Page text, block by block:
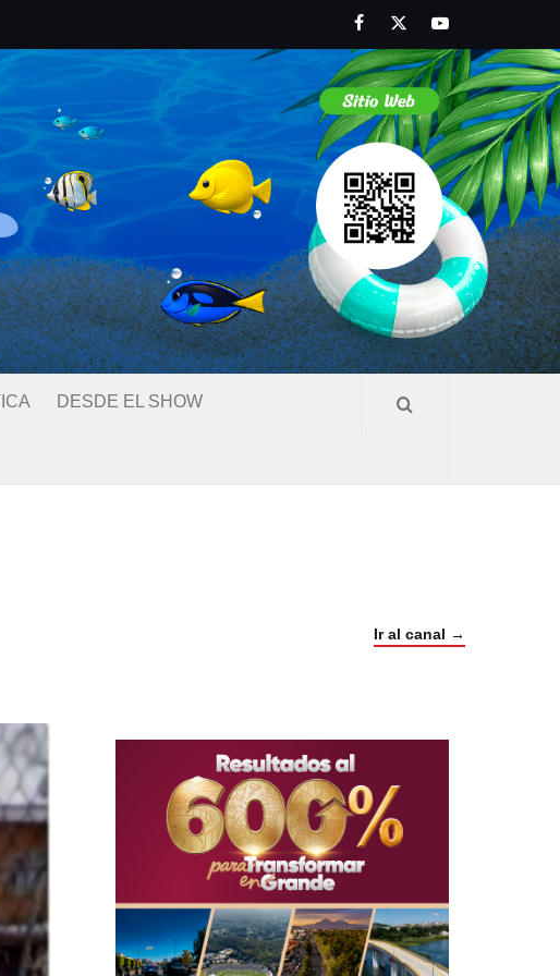
Facebook
TwitterYoutube
DESDE EL SHOW
Ir al canal →